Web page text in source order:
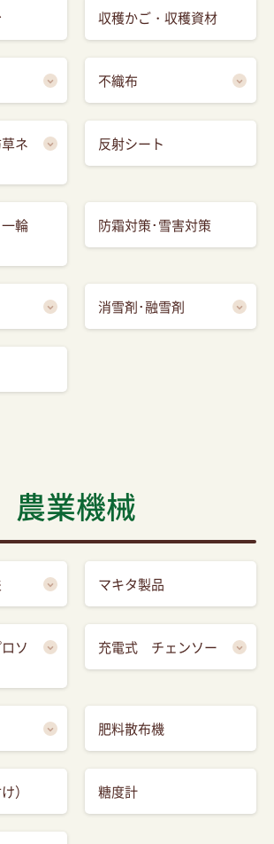
収穫かご・収穫資材
不織布
ネ
反射シート
輪
防霜対策･雪害対策
消雪剤･融雪剤
農業機械
マキタ製品
ソ
充電式 チェンソー
肥料散布機
） 糖度計